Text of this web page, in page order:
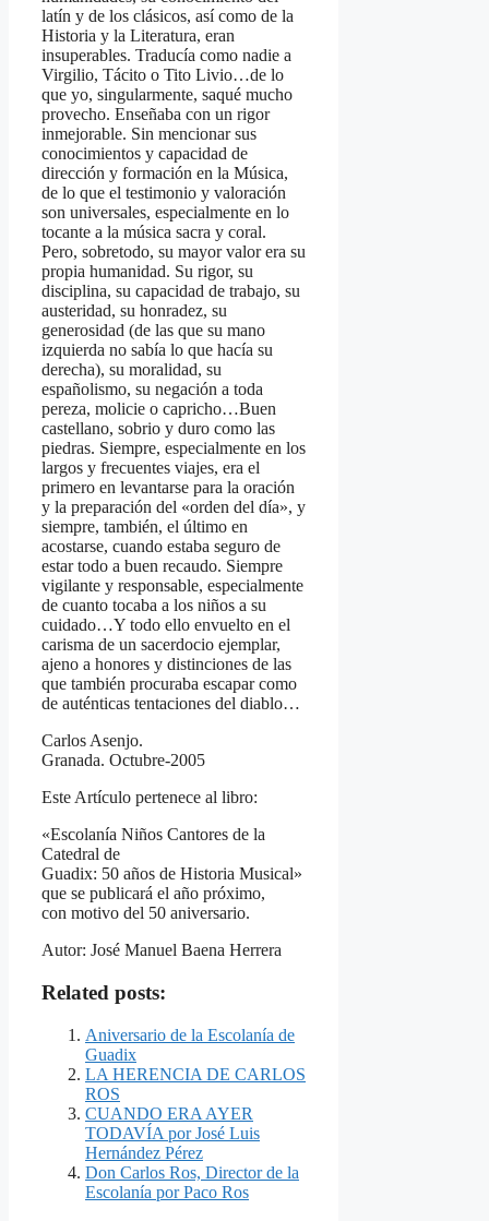
latín y de los clásicos, así como de la
Historia y la Literatura, eran
insuperables. Traducía como nadie a
Virgilio, Tácito o Tito Livio…de lo
que yo, singularmente, saqué mucho
provecho. Enseñaba con un rigor
inmejorable. Sin mencionar sus
conocimientos y capacidad de
dirección y formación en la Música,
de lo que el testimonio y valoración
son universales, especialmente en lo
tocante a la música sacra y coral.
Pero, sobretodo, su mayor valor era su
propia humanidad. Su rigor, su
disciplina, su capacidad de trabajo, su
austeridad, su honradez, su
generosidad (de las que su mano
izquierda no sabía lo que hacía su
derecha), su moralidad, su
españolismo, su negación a toda
pereza, molicie o capricho…Buen
castellano, sobrio y duro como las
piedras. Siempre, especialmente en los
largos y frecuentes viajes, era el
primero en levantarse para la oración
y la preparación del «orden del día», y
siempre, también, el último en
acostarse, cuando estaba seguro de
estar todo a buen recaudo. Siempre
vigilante y responsable, especialmente
de cuanto tocaba a los niños a su
cuidado…Y todo ello envuelto en el
carisma de un sacerdocio ejemplar,
ajeno a honores y distinciones de las
que también procuraba escapar como
de auténticas tentaciones del diablo…
Carlos Asenjo.
Granada. Octubre-2005
Este Artículo pertenece al libro:
«Escolanía Niños Cantores de la
Catedral de
Guadix: 50 años de Historia Musical»
que se publicará el año próximo,
con motivo del 50 aniversario.
Autor: José Manuel Baena Herrera
Related posts:
Aniversario de la Escolanía de
Guadix
LA HERENCIA DE CARLOS
ROS
CUANDO ERA AYER
TODAVÍA por José Luis
Hernández Pérez
Don Carlos Ros, Director de la
Escolanía por Paco Ros